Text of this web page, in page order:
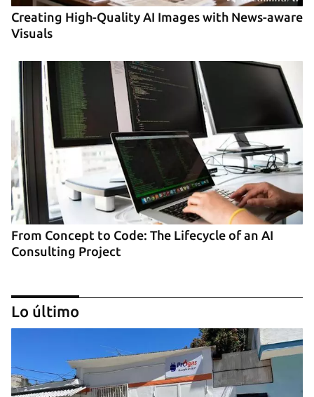
Creating High-Quality AI Images with News-aware
Visuals
From Concept to Code: The Lifecycle of an AI
Consulting Project
Lo último